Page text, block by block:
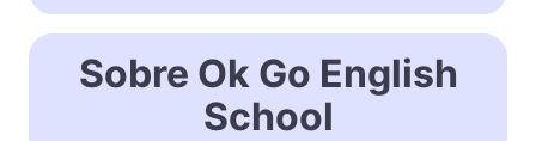
Sobre Ok Go English
School